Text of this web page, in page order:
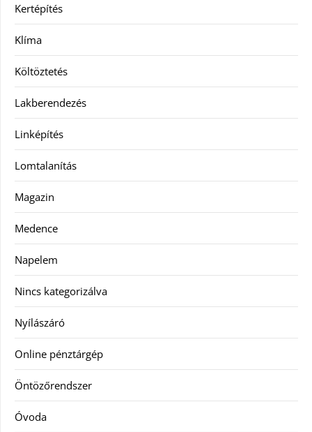
Kertépítés
Klíma
Költöztetés
Lakberendezés
Linképítés
Lomtalanítás
Magazin
Medence
Napelem
Nincs kategorizálva
Nyílászáró
Online pénztárgép
Öntözőrendszer
Óvoda